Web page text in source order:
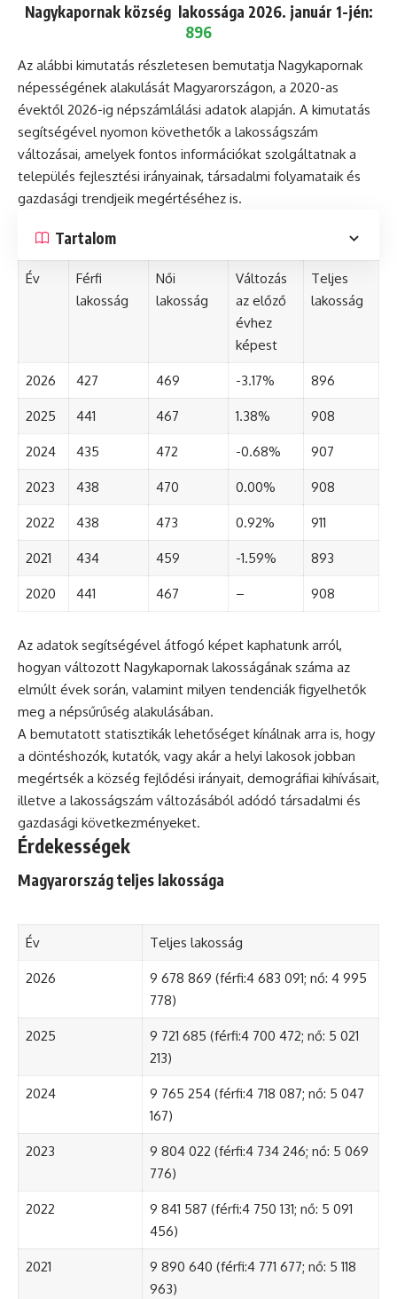
Nagykapornak község lakossága 2026. január 1-jén:
896
Az alábbi kimutatás részletesen bemutatja Nagykapornak
népességének alakulását Magyarországon, a 2020-as
évektől 2026-ig népszámlálási adatok alapján. A kimutatás
segítségével nyomon követhetők a lakosságszám
változásai, amelyek fontos információkat szolgáltatnak a
település fejlesztési irányainak, társadalmi folyamataik és
gazdasági trendjeik megértéséhez is.
Tartalom
Év
Férfi
lakosság
Női
lakosság
Változás
az előző
évhez
képest
Teljes
lakosság
2026 427 469 -3.17% 896
2025 441 467 1.38% 908
2024 435 472 -0.68% 907
2023 438 470 0.00% 908
2022 438 473 0.92% 911
2021 434 459 -1.59% 893
2020 441 467 – 908
Az adatok segítségével átfogó képet kaphatunk arról,
hogyan változott Nagykapornak lakosságának száma az
elmúlt évek során, valamint milyen tendenciák figyelhetők
meg a népsűrűség alakulásában.
A bemutatott statisztikák lehetőséget kínálnak arra is, hogy
a döntéshozók, kutatók, vagy akár a helyi lakosok jobban
megértsék a község fejlődési irányait, demográfiai kihívásait,
illetve a lakosságszám változásából adódó társadalmi és
gazdasági következményeket.
Érdekességek
Magyarország teljes lakossága
Év Teljes lakosság
2026
9 678 869 (férfi:4 683 091; nő: 4 995
778)
2025
9 721 685 (férfi:4 700 472; nő: 5 021
213)
2024
9 765 254 (férfi:4 718 087; nő: 5 047
167)
2023
9 804 022 (férfi:4 734 246; nő: 5 069
776)
2022
9 841 587 (férfi:4 750 131; nő: 5 091
456)
2021
9 890 640 (férfi:4 771 677; nő: 5 118
963)